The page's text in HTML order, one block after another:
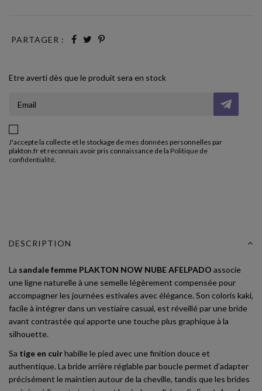
PARTAGER :
Etre averti dès que le produit sera en stock
J'accepte la collecte et le stockage de mes données personnelles par
plakton.fr et reconnais avoir pris connaissance de la Politique de
confidentialité
DESCRIPTION
La sandale femme PLAKTON NOW NUBE AFELPADO associe
une ligne naturelle à une semelle légèrement compensée pour
accompagner les journées estivales avec élégance. Son coloris kaki,
facile à intégrer dans un vestiaire casual, est réveillé par une bride
avant contrastée qui apporte une touche plus graphique à la
silhouette.
Sa tige en cuirhabille le pied avec une finition douce et
authentique. La bride arrière réglable par boucle permet d’adapter
précisément le maintien autour de la cheville, tandis que les brides